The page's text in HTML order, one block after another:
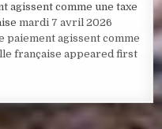
agissent comme une taxe
mardi 7 avril 2026
paiement agissent comme
française appeared first